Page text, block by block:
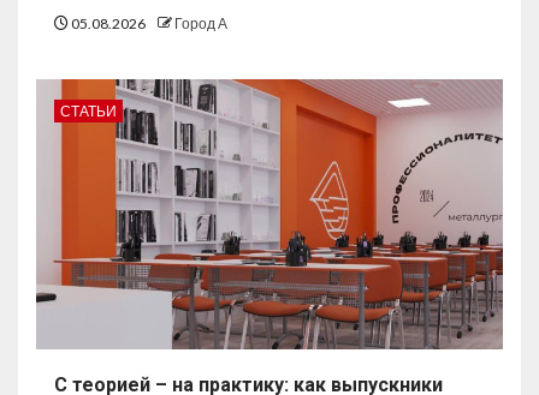
05.08.2026 Город А
СТАТЬИ
С теорией – на практику: как выпускники